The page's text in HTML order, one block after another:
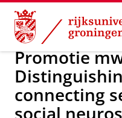
Skip
Content
Skip
Navigation
Over ons Actueel
Promotie
connecting
social